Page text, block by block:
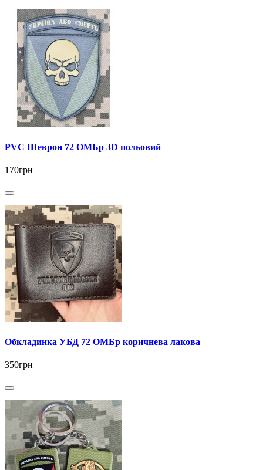
PVC Шеврон 72 ОМБр 3D польовий
170грн
Обкладинка УБД 72 ОМБр коричнева лакова
350грн